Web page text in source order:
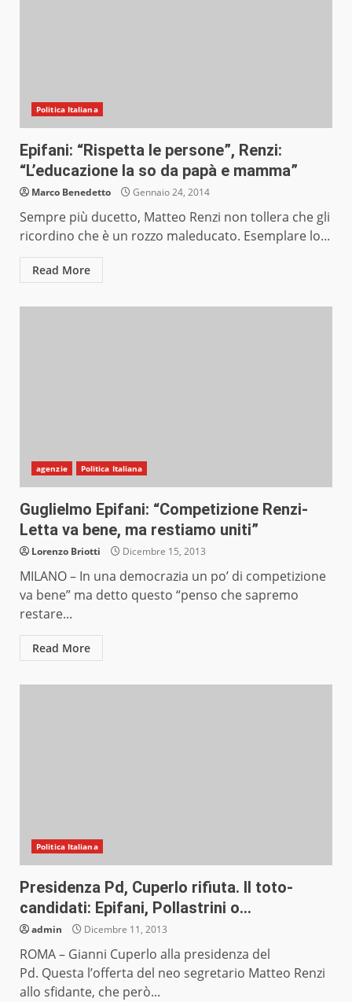
Politica Italiana
Epifani: “Rispetta le persone”, Renzi:
“L’educazione la so da papà e mamma”
Marco Benedetto Gennaio 24, 2014
Sempre più ducetto, Matteo Renzi non tollera che gli
ricordino che è un rozzo maleducato. Esemplare lo...
Read More
agenzie Politica Italiana
Guglielmo Epifani: “Competizione Renzi-
Letta va bene, ma restiamo uniti”
Lorenzo Briotti Dicembre 15, 2013
MILANO – In una democrazia un po’ di competizione
va bene” ma detto questo “penso che sapremo
restare...
Read More
Politica Italiana
Presidenza Pd, Cuperlo rifiuta. Il toto-
candidati: Epifani, Pollastrini o…
admin Dicembre 11, 2013
ROMA – Gianni Cuperlo alla presidenza del
Pd. Questa l’offerta del neo segretario Matteo Renzi
allo sfidante, che però...